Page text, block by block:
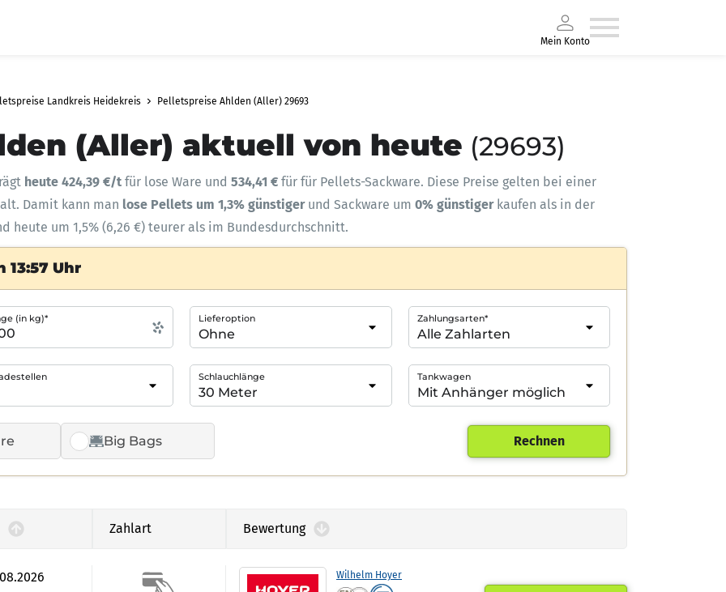
Mein Konto
Landkreis Heidekreis Pelletspreise Ahlden (Aller) 29693
(Aller) aktuell von heute (29693)
heute 424,39 €/t für lose Ware und 534,41 € für für Pellets-Sackware. Diese Preise gelten bei einer
Damit kann man lose Pellets um 1,3% günstiger und Sackware um 0% günstigerkaufen als in der
heute um 1,5% (6,26 €) teurer als im Bundesdurchschnitt.
Uhr
Big Bags
(in kg)* Lieferoption Zahlungsarten*
Schlauchlänge Tankwagen
Rechnen
Zahlart Bewertung
Wilhelm Hoyer